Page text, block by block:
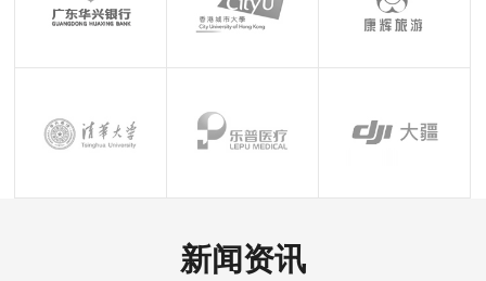
新闻资讯